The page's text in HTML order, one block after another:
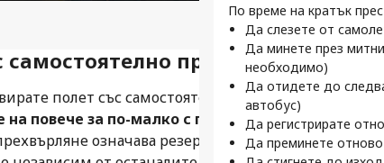
прехвърляне?
полет със самостоятелно прехвърляне
повече за по-малко с полети със
означава резервиране на пътуване,
Методите за
Някои авиокомпании
приложение, докато
летището.
Защо онлайн
полети със
Пропускате
По време на кратък
Да слезете от
Да минете през
необходимо)
Да отидете до
автобус)
Да регистрирате
Да преминете отново